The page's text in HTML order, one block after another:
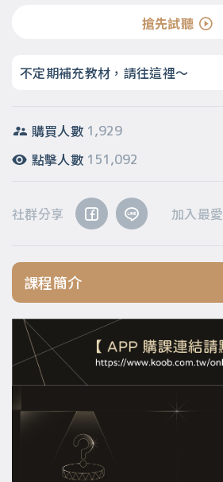
搶先試聽
不定期補充教材，請往這裡～
購買人數 1,929
點擊人數 151,092
社群分享 加入最愛
課程簡介